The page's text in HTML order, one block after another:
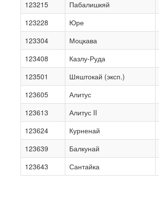
123215 Пабалишкяй
123228
Юре
123304
Моцкава
123408
Казлу-Руда
123501
Шяштокай (эксп.)
123605
Алитус
123613
Алитус II
123624
Курненай
123639
Балкунай
123643
Сантайка